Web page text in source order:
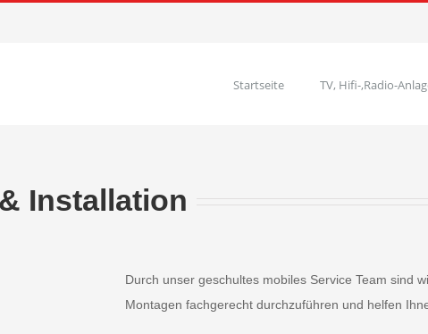
Startseite TV, Hifi-,Radio-
Installation
Durch unser geschultes mobiles Service Team sind
Montagen fachgerecht durchzuführen und helfen